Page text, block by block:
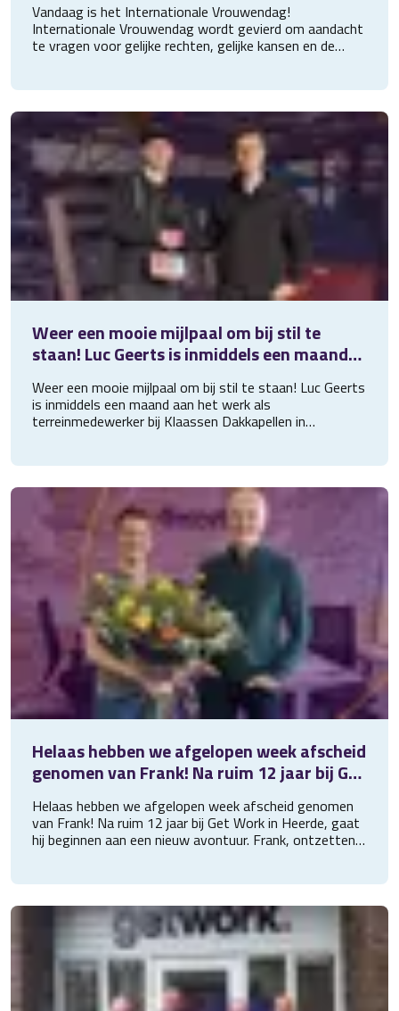
gelijke rechten, ge
Vandaag is het Internationale Vrouwendag!
Internationale Vrouwendag wordt gevierd om aandacht
te vragen voor gelijke rechten, gelijke kansen en de
onder andere de techniek, logistiek, zorg, administratie
en op kantoor Daarom mogen ze vandaag en komende
werkweek even extra in het zonnetje gezet worden
(mag eigenlijk elke dag).
Weer een mooie mijlpaal om bij stil te
staan! Luc Geerts is inmiddels een maand
Klaassen
Weer een mooie mijlpaal om bij stil te staan! Luc Geerts
is inmiddels een maand aan het werk als
terreinmedewerker bij Klaassen Dakkapellen in
Get Work broodtrommel. Luc, heel veel werkplezier
gewenst!
Helaas hebben we afgelopen week afscheid
genomen van Frank! Na ruim 12 jaar bij Get
Work in Heerde, gaat hij beginnen aan een
ni
Helaas hebben we afgelopen week afscheid genomen
van Frank! Na ruim 12 jaar bij Get Work in Heerde, gaat
hij beginnen aan een nieuw avontuur. Frank, ontzettend